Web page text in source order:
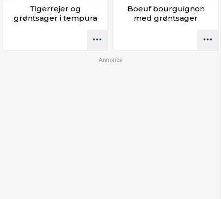
Tigerrejer og
grøntsager i tempura
Boeuf bourguignon
med grøntsager